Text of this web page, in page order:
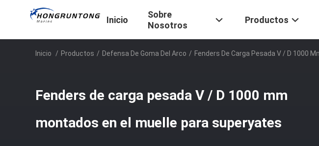
Inicio
Sobre
Nosotros
Productos
Inicio / Productos / Defensa De Goma Del Arco / Fenders De Carga Pesada V / D 1000
Fenders de carga pesada V / D 1000 mm
montados en el muelle para superyates